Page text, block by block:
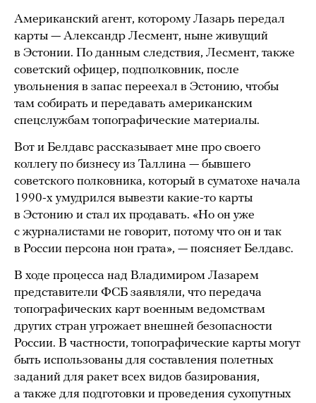
Американский агент, которому Лазарь передал
карты — Александр Лесмент, ныне живущий
в Эстонии. По данным следствия, Лесмент, также
советский офицер, подполковник, после
увольнения в запас переехал в Эстонию, чтобы
там собирать и передавать американским
спецслужбам топографические материалы.
Вот и Белдавс рассказывает мне про своего
коллегу по бизнесу из Таллина — бывшего
советского полковника, который в суматохе начала
1990-х умудрился вывезти какие-то карты
в Эстонию и стал их продавать. «Но он уже
с журналистами не говорит, потому что он и так
в России персона нон грата», — поясняет Белдавс.
В ходе процесса над Владимиром Лазарем
представители ФСБ заявляли, что передача
топографических карт военным ведомствам
других стран угрожает внешней безопасности
России. В частности, топографические карты могут
быть использованы для составления полетных
заданий для ракет всех видов базирования,
а также для подготовки и проведения сухопутных